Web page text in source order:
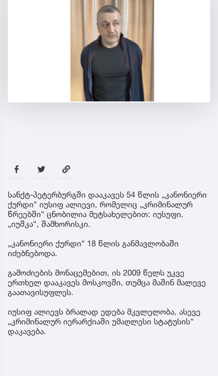
სანქტ-პეტერბურგში დააკავეს 54 წლის „კანონიერი
ქურდი“ იუსიფ ალიევი, რომელიც „კრიმინალურ
წრეებში“ ცნობილია მეტსახელებით: იუსუფი,
„იუშკა“, შამხორისკი.
„კანონიერი ქურდი“ 18 წლის განმავლობაში
იძებნებოდა.
გამოძიების მონაცემებით, ის 2009 წელს უკვე
ერთხელ დააკავეს მოსკოვში, თუმცა მაშინ მალევე
გაათავისუფლეს.
იუსიფ ალიევს ბრალად ედება მკვლელობა, ასევე
„კრიმინალურ იერარქიაში უმაღლესი სტატუსის“
დაკავება.